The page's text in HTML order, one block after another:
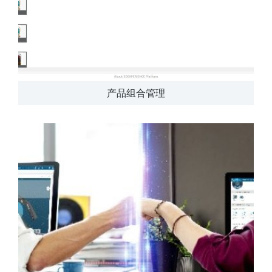
产品组合管理